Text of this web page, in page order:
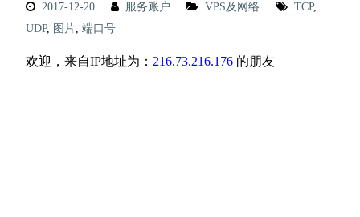
2017-12-20 服务账户 VPS及网络 TCP,
UDP, 图片, 端口号
欢迎，来自IP地址为： 216.73.216.176的朋友